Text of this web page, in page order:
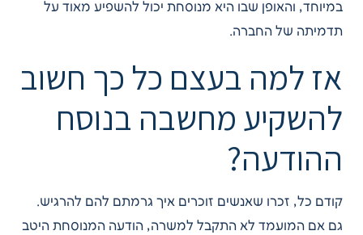
במיוחד, והאופן שבו היא מנוסחת יכול להשפיע מאוד על
תדמיתה של החברה.
אז למה בעצם כל כך חשוב
להשקיע מחשבה בנוסח
ההודעה?
קודם כל, זכרו שאנשים זוכרים איך גרמתם להם להרגיש.
גם אם המועמד לא התקבל למשרה, הודעה המנוסחת היטב